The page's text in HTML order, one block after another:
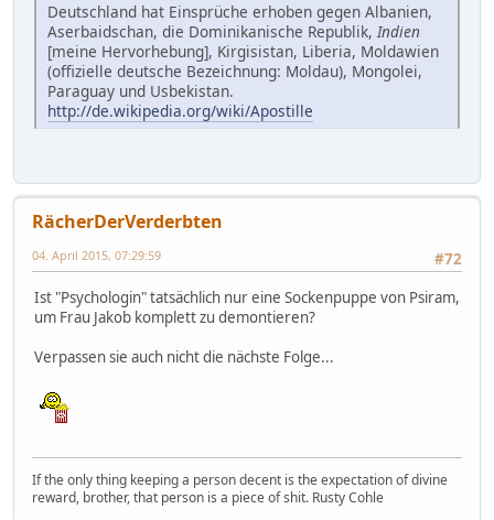
Deutschland hat Einsprüche erhoben gegen Albanien,
Aserbaidschan, die Dominikanische Republik,Indien
[meine Hervorhebung], Kirgisistan, Liberia, Moldawien
(offizielle deutsche Bezeichnung: Moldau), Mongolei,
Paraguay und Usbekistan.
http://de.wikipedia.org/wiki/Apostille
RächerDerVerderbten
#72
04. April 2015, 07:29:59
Ist "Psychologin" tatsächlich nur eine Sockenpuppe von Psiram,
um Frau Jakob komplett zu demontieren?
Verpassen sie auch nicht die nächste Folge...
If the only thing keeping a person decent is the expectation of divine
reward, brother, that person is a piece of shit. Rusty Cohle